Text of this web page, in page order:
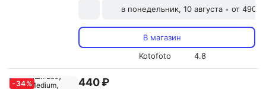
в понедельник, 10 августа • от 490 ₽
В магазин
Kotofoto
4.8
- 34% 440 ₽